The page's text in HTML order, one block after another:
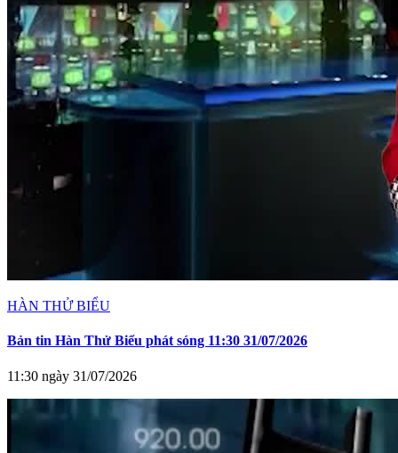
HÀN THỬ BIỂU
Bản tin Hàn Thử Biểu phát sóng 11:30 31/07/2026
11:30 ngày 31/07/2026